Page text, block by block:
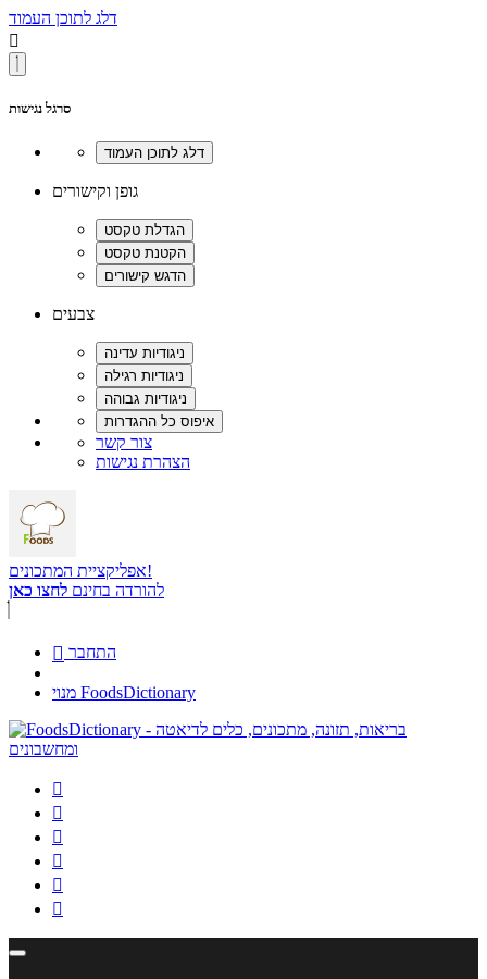
דלג לתוכן העמוד

סרגל נגישות
גופן וקישורים
צבעים
צור קשר
הצהרת נגישות
אפליקציית המתכונים!
להורדה בחינם לחצו כאן
 התחבר
מנוי FoodsDictionary





